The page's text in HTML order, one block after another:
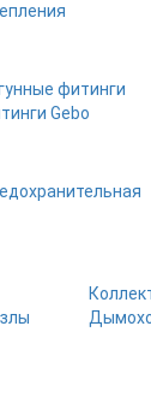
фитинги
Gebo